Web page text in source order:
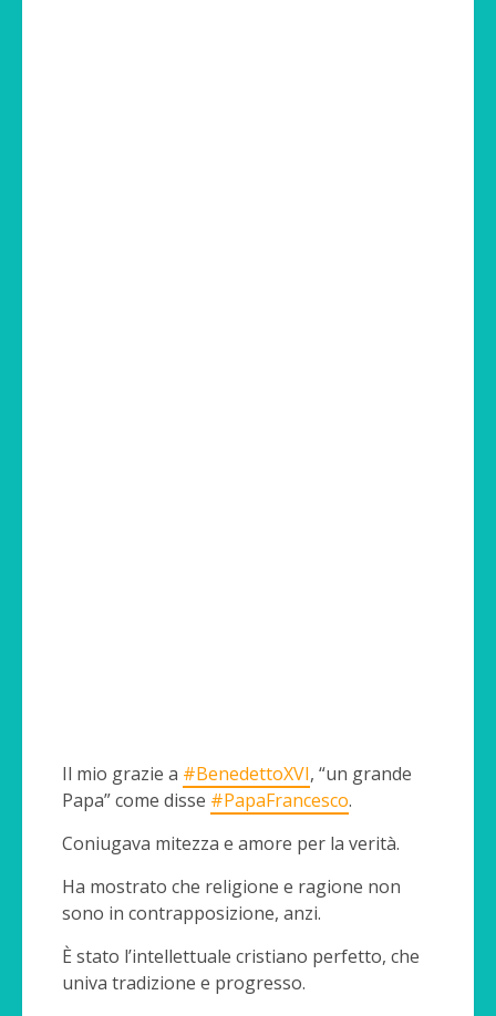
Il mio grazie a #BenedettoXVI, “un grande
Papa” come disse #PapaFrancesco.
Coniugava mitezza e amore per la verità.
Ha mostrato che religione e ragione non
sono in contrapposizione, anzi.
È stato l’intellettuale cristiano perfetto, che
univa tradizione e progresso.